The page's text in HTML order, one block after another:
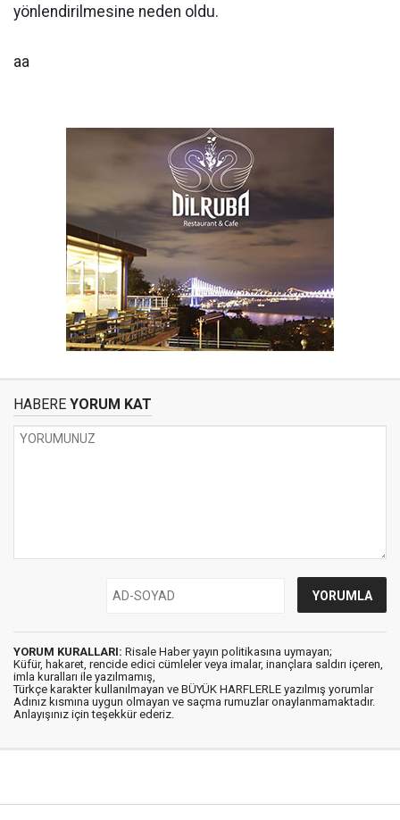
yönlendirilmesine neden oldu.
aa
HABERE YORUM KAT
YORUM KURALLARI: Risale Haber yayın politikasına uymayan;
Küfür, hakaret, rencide edici cümleler veya imalar, inançlara saldırı içeren,
imla kuralları ile yazılmamış,
Türkçe karakter kullanılmayan ve BÜYÜK HARFLERLE yazılmış yorumlar
Adınız kısmına uygun olmayan ve saçma rumuzlar onaylanmamaktadır.
Anlayışınız için teşekkür ederiz.